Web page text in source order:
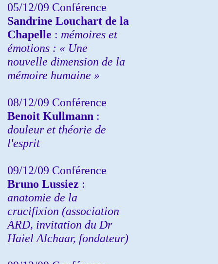
05/12/09 Conférence
Sandrine Louchart de la
Chapelle : mémoires et
émotions : « Une
nouvelle dimension de la
mémoire humaine »
08/12/09 Conférence
Benoit Kullmann :
douleur et théorie de
l'esprit
09/12/09 Conférence
Bruno Lussiez :
anatomie de la
crucifixion (association
ARD, invitation du Dr
Haiel Alchaar, fondateur)